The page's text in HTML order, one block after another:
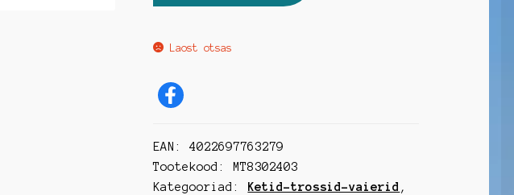
Laost otsas
EAN:4022697763279
Tootekood:
MT8302403
Kategooriad:
Ketid-trossid-vaierid ,